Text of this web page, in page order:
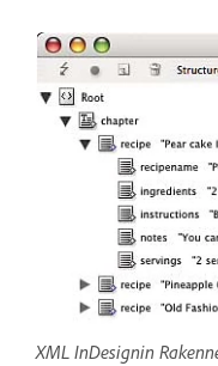
XML InDesignin